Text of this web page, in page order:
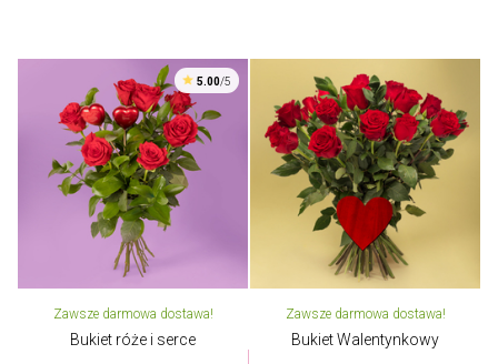
5.00/5
Zawsze darmowa dostawa!
Bukiet róże i serce
Zawsze darmowa dostawa!
Bukiet Walentynkowy